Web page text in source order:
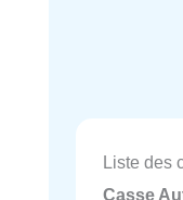
Liste des
Casse